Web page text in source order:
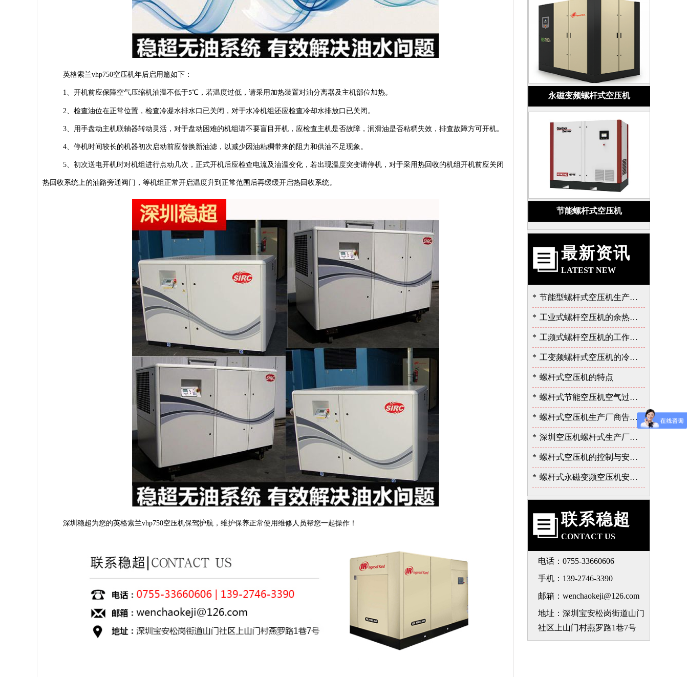
英格索兰vhp750空压机年后启用篇如下：
1、开机前应保障空气压缩机油温不低于5℃，若温度过低，请采用加热装置对油分离器及主机部位加热。
2、检查油位在正常位置，检查冷凝水排水口已关闭，对于水冷机组还应检查冷却水排放口已关闭。
3、用手盘动主机联轴器转动灵活，对于盘动困难的机组请不要盲目开机，应检查主机是否故障，润滑油是否粘稠失效，排查故障方可开机。
4、停机时间较长的机器初次启动前应替换新油滤，以减少因油粘稠带来的阻力和供油不足现象。
5、初次送电开机时对机组进行点动几次，正式开机后应检查电流及油温变化，若出现温度突变请停机，对于采用热回收的机组开机前应关闭
热回收系统上的油路旁通阀门，等机组正常开启温度升到正常范围后再缓缓开启热回收系统。
深圳稳超为您的英格索兰vhp750空压机保驾护航，维护保养正常使用维修人员帮您一起操作！
永磁变频螺杆式空压机
节能螺杆式空压机
最新资讯
LATEST NEW
* 节能型螺杆式空压机生产厂告诉我的泄露故障的严重性
* 工业式螺杆空压机的余热的价值
* 工频式螺杆空压机的工作过程
* 工变频螺杆式空压机的冷却与润滑系统
* 螺杆式空压机的特点
* 螺杆式节能空压机空气过滤器的保养
* 螺杆式空压机生产厂商告诉您余热回收的重要性
* 深圳空压机螺杆式生产厂家告诉您如何选择空压机
* 螺杆式空压机的控制与安全保护系统
* 螺杆式永磁变频空压机安装注意事项-深圳稳超
联系稳超
CONTACT US
电话：0755-33660606
手机：139-2746-3390
邮箱：wenchaokeji@126.com
地址：深圳宝安松岗街道山门
社区上山门村燕罗路1巷7号